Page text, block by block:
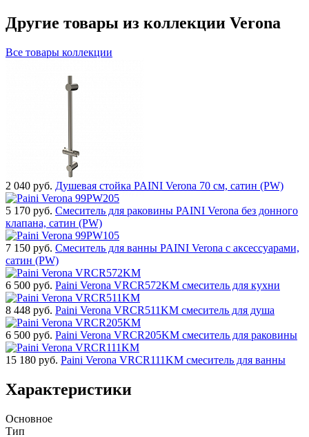
Другие товары из коллекции Verona
Все товары коллекции
2 040 руб. Душевая стойка PAINI Verona 70 см, сатин (PW)
5 170 руб. Смеситель для раковины PAINI Verona без донного
клапана, сатин (PW)
7 150 руб. Смеситель для ванны PAINI Verona с аксессуарами,
сатин (PW)
6 500 руб. Paini Verona VRCR572KM смеситель для кухни
8 448 руб. Paini Verona VRCR511KM смеситель для душа
6 500 руб. Paini Verona VRCR205KM смеситель для раковины
15 180 руб. Paini Verona VRCR111KM смеситель для ванны
Характеристики
Основное
Тип